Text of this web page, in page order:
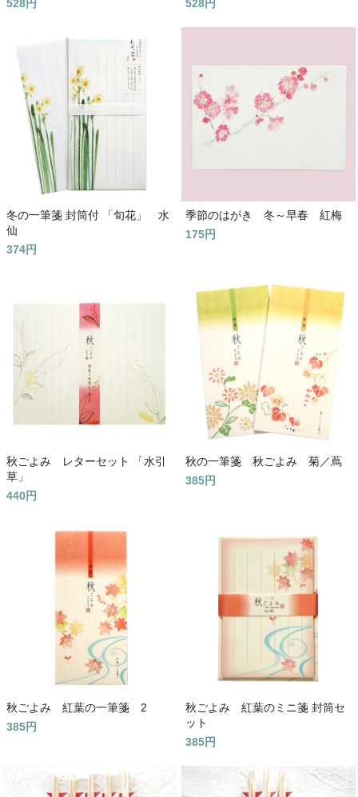
528円 528円
冬の一筆箋 封筒付 「旬花」 水
仙
374円
季節のはがき 冬～早春 紅梅
175円
秋ごよみ レターセット 「水引
草」
440円
秋の一筆箋 秋ごよみ 菊／蔦
385円
秋ごよみ 紅葉の一筆箋 2
385円
秋ごよみ 紅葉のミニ箋 封筒セ
ット
385円